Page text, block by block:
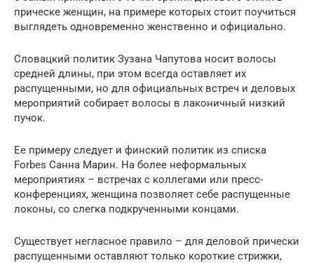
прическе женщин, на примере которых стоит поучиться
выглядеть одновременно женственно и официально.
Словацкий политик Зузана Чапутова носит волосы
средней длины, при этом всегда оставляет их
распущенными, но для официальных встреч и деловых
мероприятий собирает волосы в лаконичный низкий
пучок.
Ее примеру следует и финский политик из списка
Forbes Санна Марин. На более неформальных
мероприятиях – встречах с коллегами или пресс-
конференциях, женщина позволяет себе распущенные
локоны, со слегка подкрученными концами.
Существует негласное правило – для деловой прически
распущенными оставляют только короткие стрижки,